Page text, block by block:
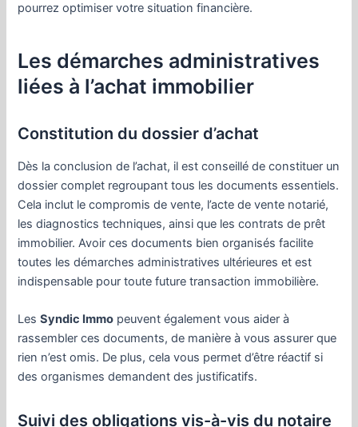
pourrez optimiser votre situation financière.
Les démarches administratives
liées à l’achat immobilier
Constitution du dossier d’achat
Dès la conclusion de l’achat, il est conseillé de constituer un
dossier complet regroupant tous les documents essentiels.
Cela inclut le compromis de vente, l’acte de vente notarié,
les diagnostics techniques, ainsi que les contrats de prêt
immobilier. Avoir ces documents bien organisés facilite
toutes les démarches administratives ultérieures et est
indispensable pour toute future transaction immobilière.
LesSyndic Immo peuvent également vous aider à
rassembler ces documents, de manière à vous assurer que
rien n’est omis. De plus, cela vous permet d’être réactif si
des organismes demandent des justificatifs.
Suivi des obligations vis-à-vis du notaire